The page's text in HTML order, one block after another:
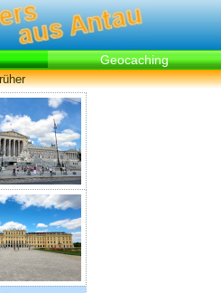
Geocaching